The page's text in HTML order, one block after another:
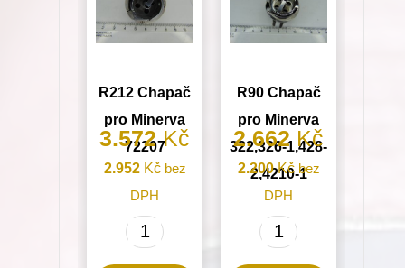
R212 Chapač
pro Minerva
72207
3.572Kč
2.952 Kčbez
DPH
R212
R90 Chapač
pro Minerva
322,326-1,428-
2,4210-1
2.662 Kč
2.200Kčbez
DPH
R90